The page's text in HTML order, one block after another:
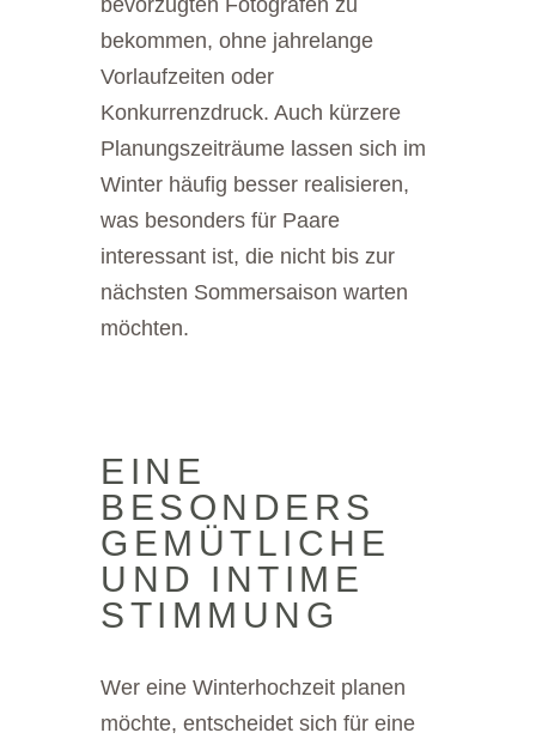
bevorzugten Fotografen zu
bekommen, ohne jahrelange
Vorlaufzeiten oder
Konkurrenzdruck. Auch kürzere
Planungszeiträume lassen sich im
Winter häufig besser realisieren,
was besonders für Paare
interessant ist, die nicht bis zur
nächsten Sommersaison warten
möchten.
EINE
BESONDERS
GEMÜTLICHE
UND INTIME
STIMMUNG
Wer eine Winterhochzeit planen
möchte, entscheidet sich für eine